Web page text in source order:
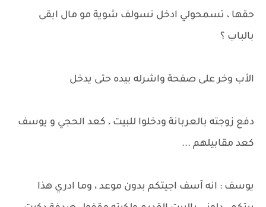
حقها ، تسمحولي ادخل نسولف شوية مو مال ابقى
بالباب ؟
الأب وخر على صفحة واشرله بيده حتى يدخل
دفع زوجته بالعربانة ودخلوا للبيت ، كعد الحجي و يوسف
كعد مقابيلهم ...
يوسف : انه آسف اجيتكم بدون موعد ، وما ادري هذا